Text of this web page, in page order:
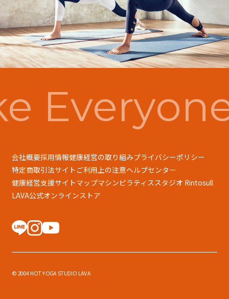
会社概要採用情報健康経営の取り組みプライバシーポリシー
特定商取引法サイトご利用上の注意ヘルプセンター
健康経営支援サイトマップマシンピラティススタジオ Rintosull
LAVA公式オンラインストア
© 2004 HOT YOGA STUDIO LAVA